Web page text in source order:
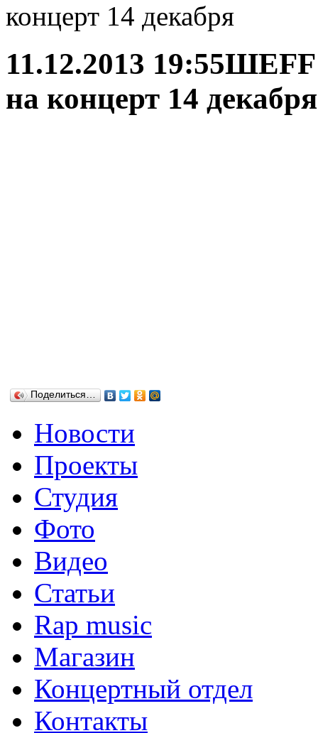
концерт 14 декабря
11.12.2013 19:55ШЕFF
на концерт 14 декабря
Поделиться…
Новости
Проекты
Студия
Фото
Видео
Статьи
Rap music
Магазин
Концертный отдел
Контакты